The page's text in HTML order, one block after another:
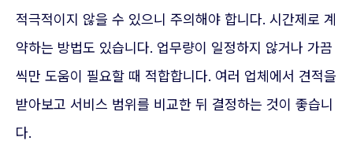
적극적이지 않을 수 있으니 주의해야 합니다. 시간제로 계
약하는 방법도 있습니다. 업무량이 일정하지 않거나 가끔
씩만 도움이 필요할 때 적합합니다. 여러 업체에서 견적을
받아보고 서비스 범위를 비교한 뒤 결정하는 것이 좋습니
다.